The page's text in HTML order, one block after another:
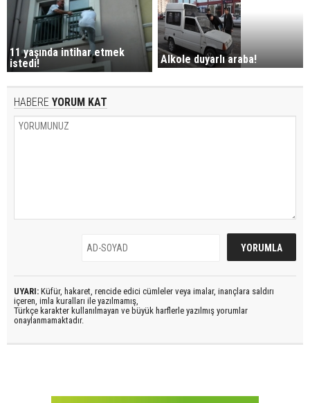
11 yaşında intihar etmek
istedi!
Alkole duyarlı araba!
HABERE YORUM KAT
UYARI: Küfür, hakaret, rencide edici cümleler veya imalar, inançlara saldırı
içeren, imla kuralları ile yazılmamış,
Türkçe karakter kullanılmayan ve büyük harflerle yazılmış yorumlar
onaylanmamaktadır.